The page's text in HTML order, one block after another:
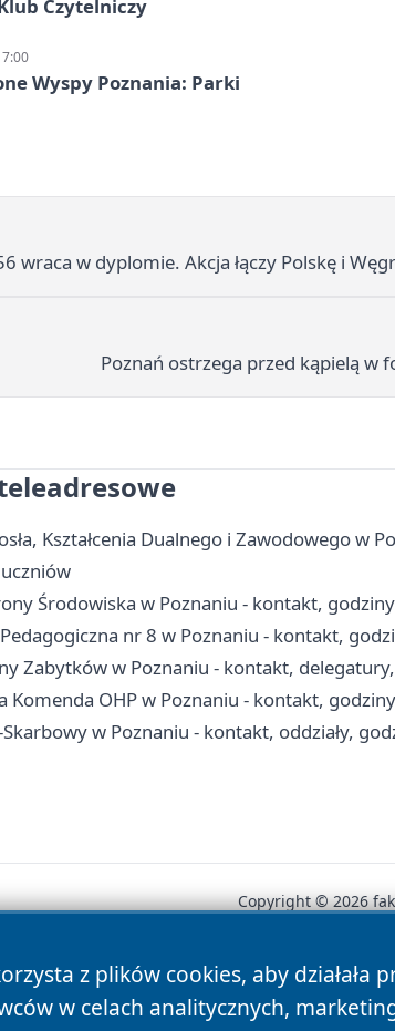
Czytelniczy
Wyspy Poznania: Parki
wraca w dyplomie. Akcja łączy Polskę i
Poznań ostrzega przed kąpielą w
Kształcenia Dualnego i Zawodowego w
Środowiska w Poznaniu - kontakt,
nr 8 w Poznaniu - kontakt,
Zabytków w Poznaniu - kontakt,
Komenda OHP w Poznaniu - kontakt,
w Poznaniu - kontakt, oddziały,
z plików cookies, aby
w celach analitycznych,
Copyright © 2026
News Autorzy